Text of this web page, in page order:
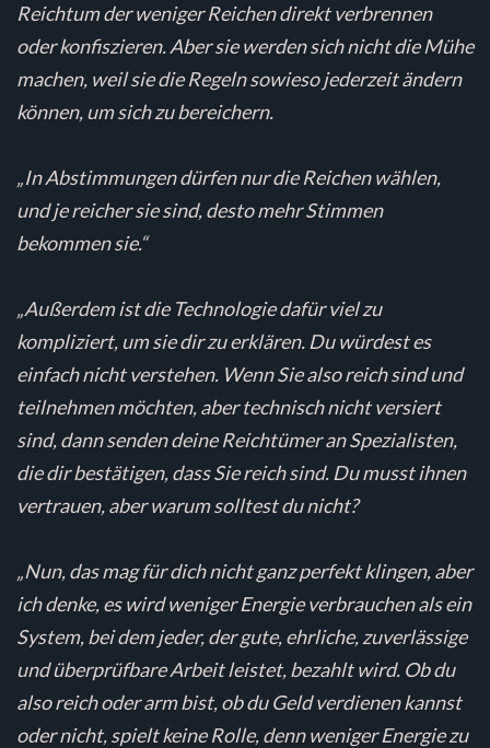
Reichtum der weniger Reichen direkt verbrennen
oder konfiszieren. Aber sie werden sich nicht die Mühe
machen, weil sie die Regeln sowieso jederzeit ändern
können, um sich zu bereichern.
„In Abstimmungen dürfen nur die Reichen wählen,
und je reicher sie sind, desto mehr Stimmen
bekommen sie.“
„Außerdem ist die Technologie dafür viel zu
kompliziert, um sie dir zu erklären. Du würdest es
einfach nicht verstehen. Wenn Sie also reich sind und
teilnehmen möchten, aber technisch nicht versiert
sind, dann senden deine Reichtümer an Spezialisten,
die dir bestätigen, dass Sie reich sind. Du musst ihnen
vertrauen, aber warum solltest du nicht?
„Nun, das mag für dich nicht ganz perfekt klingen, aber
ich denke, es wird weniger Energie verbrauchen als ein
System, bei dem jeder, der gute, ehrliche, zuverlässige
und überprüfbare Arbeit leistet, bezahlt wird. Ob du
also reich oder arm bist, ob du Geld verdienen kannst
oder nicht, spielt keine Rolle, denn weniger Energie zu